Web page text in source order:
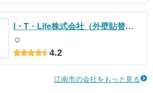
I・T・Life株式会社（外壁貼替案
件）
4.2
江南市の会社をもっと見る